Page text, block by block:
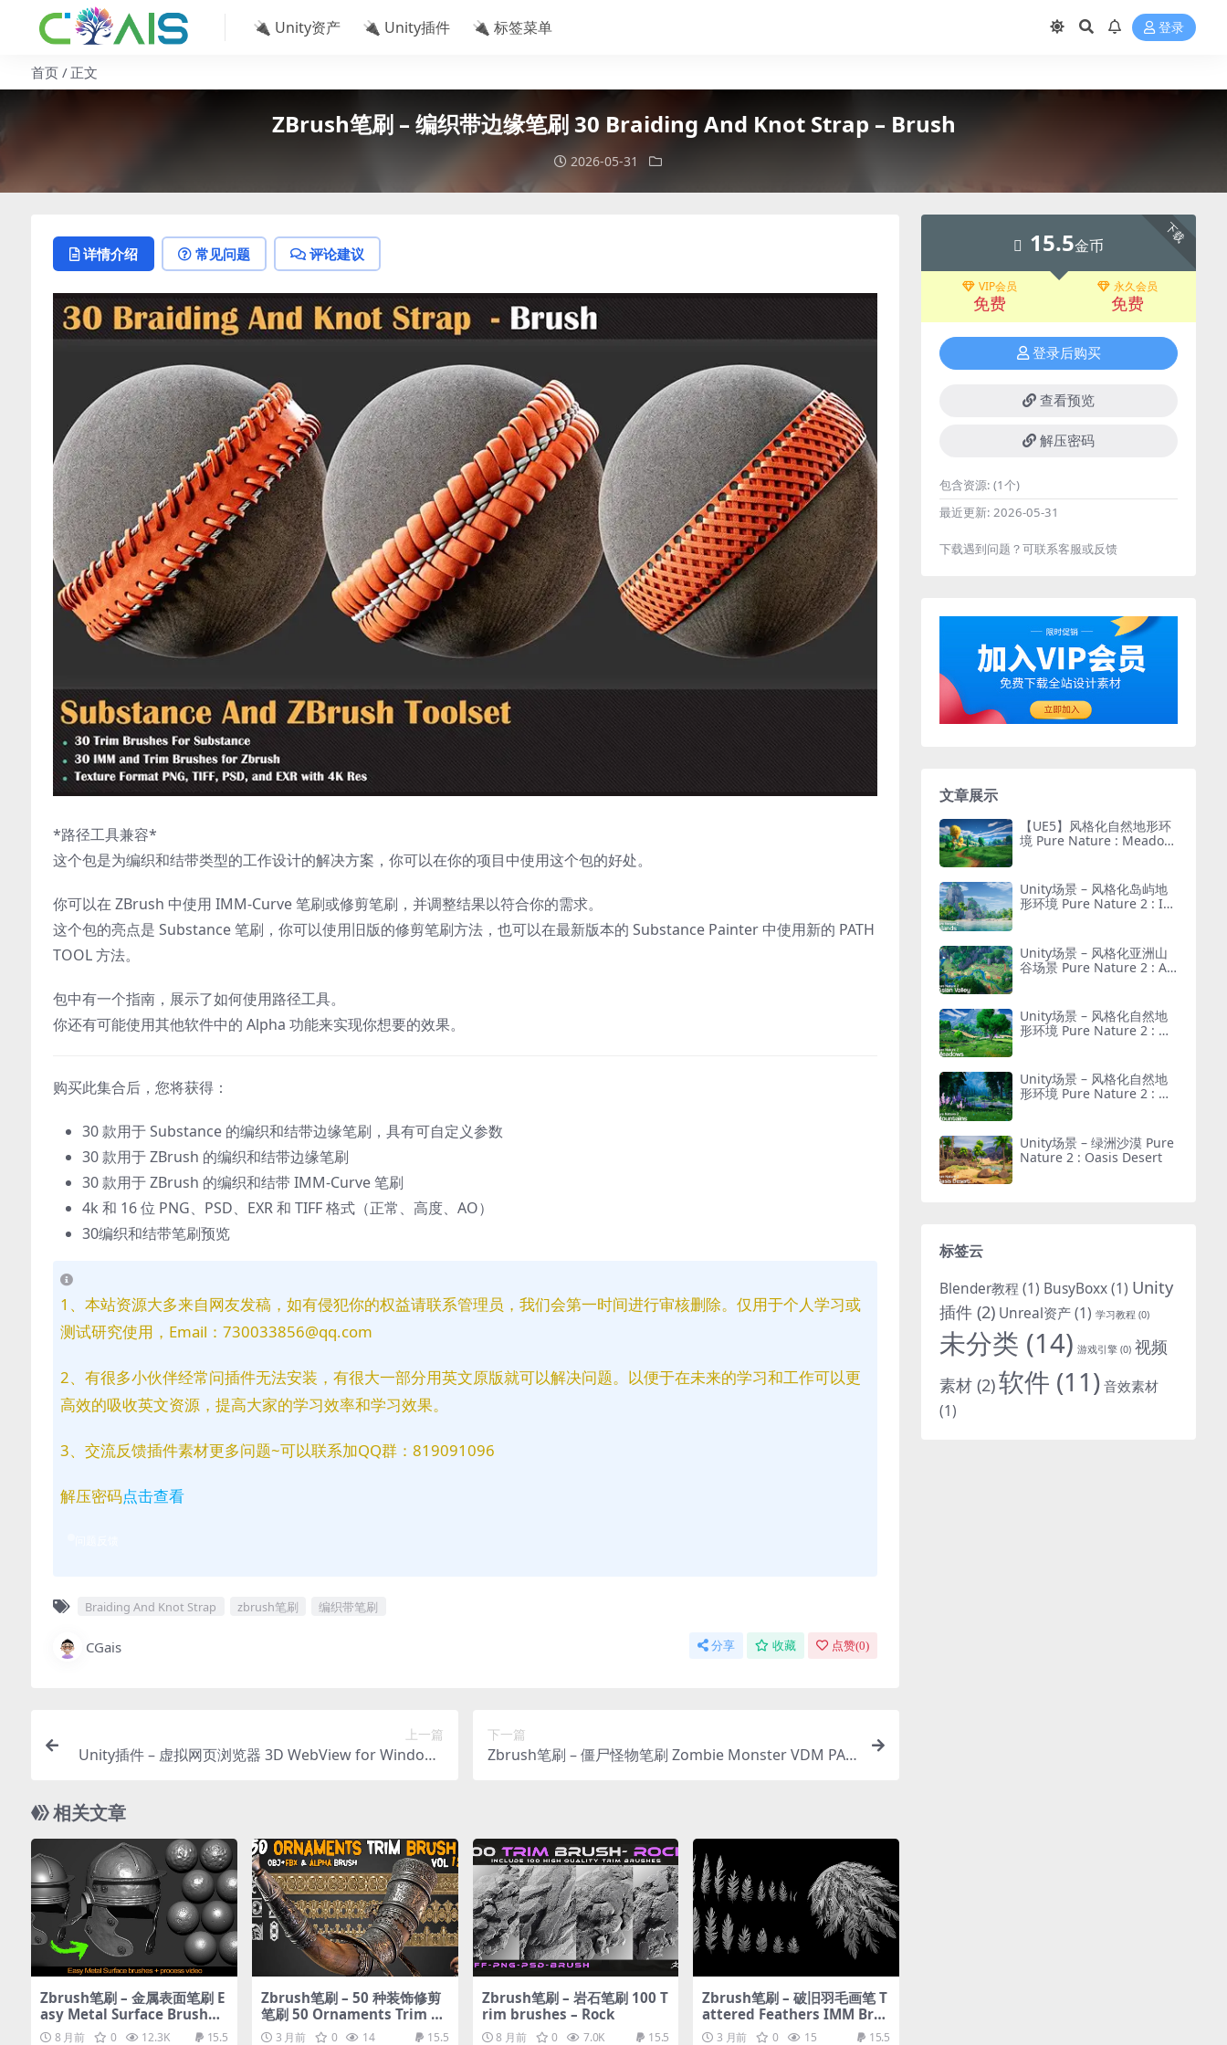
🔌 Unity资产 🔌 Unity插件 🔌 标签菜单 登录
首页 正文
ZBrush笔刷 – 编织带边缘笔刷 30 Braiding And Knot Strap – Brush
2026-05-31
详情介绍 常见问题 评论建议
*路径工具兼容*
这个包是为编织和结带类型的工作设计的解决方案，你可以在你的项目中使用这个包的好处。
你可以在 ZBrush 中使用 IMM-Curve 笔刷或修剪笔刷，并调整结果以符合你的需求。
这个包的亮点是 Substance 笔刷，你可以使用旧版的修剪笔刷方法，也可以在最新版本的 Substance Painter 中使用新的 PATH
TOOL 方法。
包中有一个指南，展示了如何使用路径工具。
你还有可能使用其他软件中的 Alpha 功能来实现你想要的效果。
购买此集合后，您将获得：
30 款用于 Substance 的编织和结带边缘笔刷，具有可自定义参数
30 款用于 ZBrush 的编织和结带边缘笔刷
30 款用于 ZBrush 的编织和结带 IMM-Curve 笔刷
4k 和 16 位 PNG、PSD、EXR 和 TIFF 格式（正常、高度、AO）
30编织和结带笔刷预览
1、本站资源大多来自网友发稿，如有侵犯你的权益请联系管理员，我们会第一时间进行审核删除。仅用于个人学习或
测试研究使用，Email：730033856@qq.com
2、有很多小伙伴经常问插件无法安装，有很大一部分用英文原版就可以解决问题。以便于在未来的学习和工作可以更
高效的吸收英文资源，提高大家的学习效率和学习效果。
3、交流反馈插件素材更多问题~可以联系加QQ群：819091096
解压密码点击查看
Braiding And Knot Strap zbrush笔刷 编织带笔刷
CGais 分享 收藏 点赞(0)
上一篇
Unity插件 – 虚拟网页浏览器 3D WebView for Windows
下一篇
Zbrush笔刷 – 僵尸怪物笔刷 Zombie Monster VDM PAC
相关文章
Zbrush笔刷 – 金属表面笔刷 E
asy Metal Surface Brushes
pack + 教程
8 月前 0 12.3K 15.5
Zbrush笔刷 – 50 种装饰修剪
笔刷 50 Ornaments Trim Br
ush – Vol 12
3 月前 0 14 15.5
Zbrush笔刷 – 岩石笔刷 100 T
rim brushes – Rock
8 月前 0 7.0K 15.5
Zbrush笔刷 – 破旧羽毛画笔 T
attered Feathers IMM Bru
sh3 月前 0 15 15.5
下载
15.5金币
VIP会员
免费
永久会员
免费
登录后购买
查看预览
解压密码
包含资源: (1个)
最近更新: 2026-05-31
下载遇到问题？可联系客服或反馈
文章展示
【UE5】风格化自然地形环
境 Pure Nature : Meadow
Unity场景 – 风格化岛屿地
形环境 Pure Nature 2 : Isl
Unity场景 – 风格化亚洲山
谷场景 Pure Nature 2 : Asi
Unity场景 – 风格化自然地
形环境 Pure Nature 2 : Me
Unity场景 – 风格化自然地
形环境 Pure Nature 2 : Mo
Unity场景 – 绿洲沙漠 Pure
Nature 2 : Oasis Desert
标签云
Blender教程 (1) BusyBoxx(1) Unity
插件 (2) Unreal资产(1) 学习教程 (0)
未分类 (14) 游戏引擎 (0) 视频
素材 (2)软件 (11)音效素材
(1)